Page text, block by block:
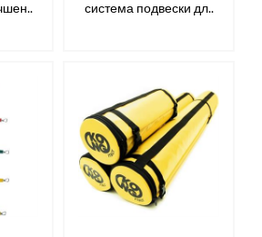
система подвески дл..